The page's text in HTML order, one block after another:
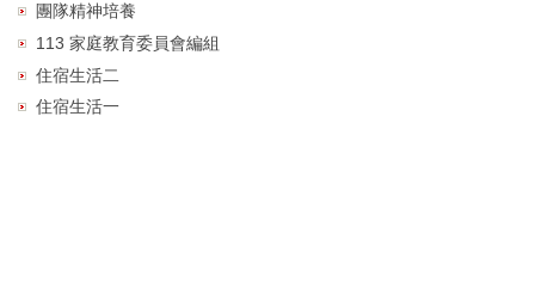
團隊精神培養
113 家庭教育委員會編組
住宿生活二
住宿生活一